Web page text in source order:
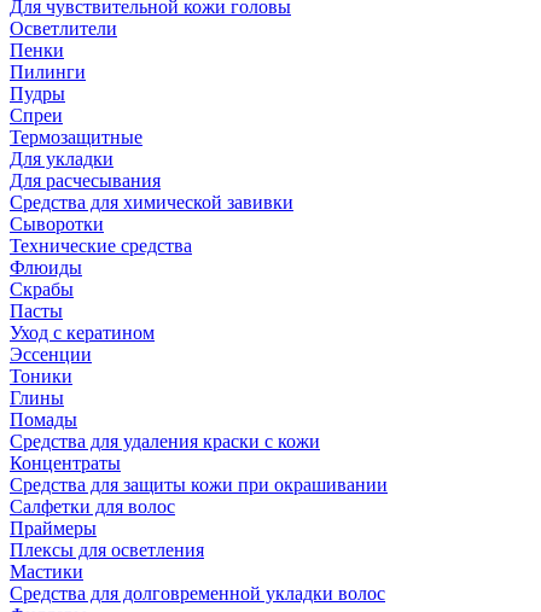
Для чувствительной кожи головы
Осветлители
Пенки
Пилинги
Пудры
Спреи
Термозащитные
Для укладки
Для расчесывания
Средства для химической завивки
Сыворотки
Технические средства
Флюиды
Скрабы
Пасты
Уход с кератином
Эссенции
Тоники
Глины
Помады
Средства для удаления краски с кожи
Концентраты
Средства для защиты кожи при окрашивании
Салфетки для волос
Праймеры
Плексы для осветления
Мастики
Средства для долговременной укладки волос